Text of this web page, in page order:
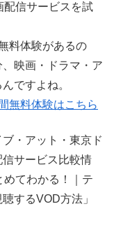
配信サービスを試
料体験があるの
映画・ドラマ・ア
ですよね。
無料体験はこちら
・アット・東京ド
サービス比較情
てわかる！｜テ
するVOD方法」